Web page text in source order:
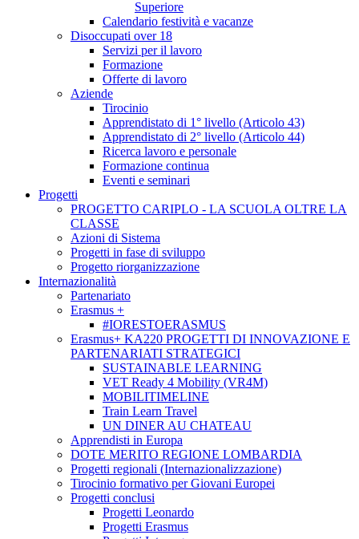
Superiore
Calendario festività e vacanze
Disoccupati over 18
Servizi per il lavoro
Formazione
Offerte di lavoro
Aziende
Tirocinio
Apprendistato di 1° livello (Articolo 43)
Apprendistato di 2° livello (Articolo 44)
Ricerca lavoro e personale
Formazione continua
Eventi e seminari
Progetti
PROGETTO CARIPLO - LA SCUOLA OLTRE LA
CLASSE
Azioni di Sistema
Progetti in fase di sviluppo
Progetto riorganizzazione
Internazionalità
Partenariato
Erasmus +
#IORESTOERASMUS
Erasmus+ KA220 PROGETTI DI INNOVAZIONE E
PARTENARIATI STRATEGICI
SUSTAINABLE LEARNING
VET Ready 4 Mobility (VR4M)
MOBILITIMELINE
Train Learn Travel
UN DINER AU CHATEAU
Apprendisti in Europa
DOTE MERITO REGIONE LOMBARDIA
Progetti regionali (Internazionalizzazione)
Tirocinio formativo per Giovani Europei
Progetti conclusi
Progetti Leonardo
Progetti Erasmus